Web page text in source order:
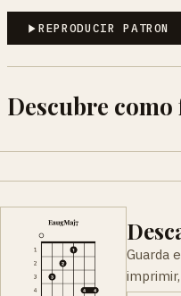
REPRODUCIR PATRON
Descubre
Guarda